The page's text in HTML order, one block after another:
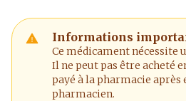
Informations
Ce médicament nécessite
Il ne peut pas être acheté
payé à la pharmacie après
pharmacien.